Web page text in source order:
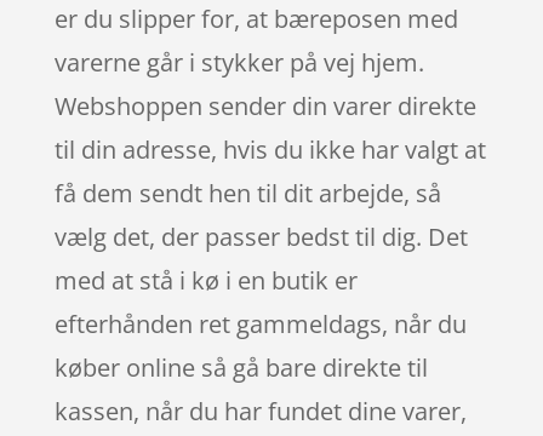
er du slipper for, at bæreposen med
varerne går i stykker på vej hjem.
Webshoppen sender din varer direkte
til din adresse, hvis du ikke har valgt at
få dem sendt hen til dit arbejde, så
vælg det, der passer bedst til dig. Det
med at stå i kø i en butik er
efterhånden ret gammeldags, når du
køber online så gå bare direkte til
kassen, når du har fundet dine varer,